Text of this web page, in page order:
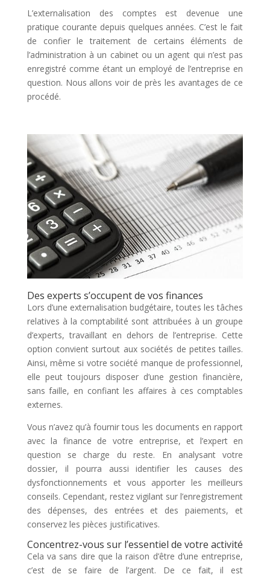
L’externalisation des comptes est devenue une
pratique courante depuis quelques années. C’est le fait
de confier le traitement de certains éléments de
l’administration à un cabinet ou un agent qui n’est pas
enregistré comme étant un employé de l’entreprise en
question. Nous allons voir de près les avantages de ce
procédé.
Des experts s’occupent de vos finances
Lors d’une externalisation budgétaire, toutes les tâches
relatives à la comptabilité sont attribuées à un groupe
d’experts, travaillant en dehors de l’entreprise. Cette
option convient surtout aux sociétés de petites tailles.
Ainsi, même si votre société manque de professionnel,
elle peut toujours disposer d’une gestion financière,
sans faille, en confiant les affaires à ces comptables
externes.
Vous n’avez qu’à fournir tous les documents en rapport
avec la finance de votre entreprise, et l’expert en
question se charge du reste. En analysant votre
dossier, il pourra aussi identifier les causes des
dysfonctionnements et vous apporter les meilleurs
conseils. Cependant, restez vigilant sur l’enregistrement
des dépenses, des entrées et des paiements, et
conservez les pièces justificatives.
Concentrez-vous sur l’essentiel de votre activité
Cela va sans dire que la raison d’être d’une entreprise,
c’est de se faire de l’argent. De ce fait, il est